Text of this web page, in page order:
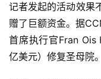
记者发起的活动效果
赠了巨额资金。据
首席执行官Fran Ois
亿美元）修复圣母院。